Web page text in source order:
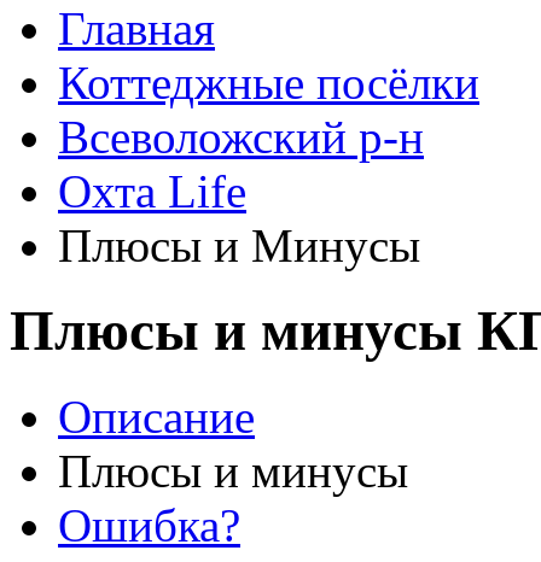
Главная
Коттеджные посёлки
Всеволожский р-н
Охта Life
Плюсы и Минусы
Плюсы и минусы
Описание
Плюсы и минусы
Ошибка?